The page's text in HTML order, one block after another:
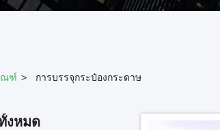
ณฑ์ > การบรรจุกระป๋องกระดาษ
งหมด